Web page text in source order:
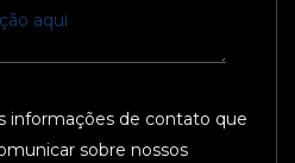
informações de contato que
sobre nossos